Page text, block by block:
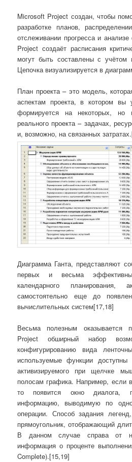
Microsoft Project создан, чтобы
разработке планов,
отслеживании прогресса и
Project создаёт расписания
могут быть составлены с учётом
Цепочка визуализируется в
План проекта – это модель,
аспектам проекта, в котором вы
формируется на некоторых, но
реального проекта – задачах,
и, возможно, на связанных
Диаграмма Ганта, представляют
первых и весьма
календарного планирования,
самостоятельно еще до
вычислительных систем[17,18]
Весьма полезным оказывается
Project обширный набор
конфигурированию вида
используемые функции
активизируемого при щелчке
полосам графика. Например, если
то появится окно диалога,
информацию, выводимую по
операции. Способ задания
прямоугольник, отображающий
В данном случае справа от
информация о проценте
Complete).[15,19]